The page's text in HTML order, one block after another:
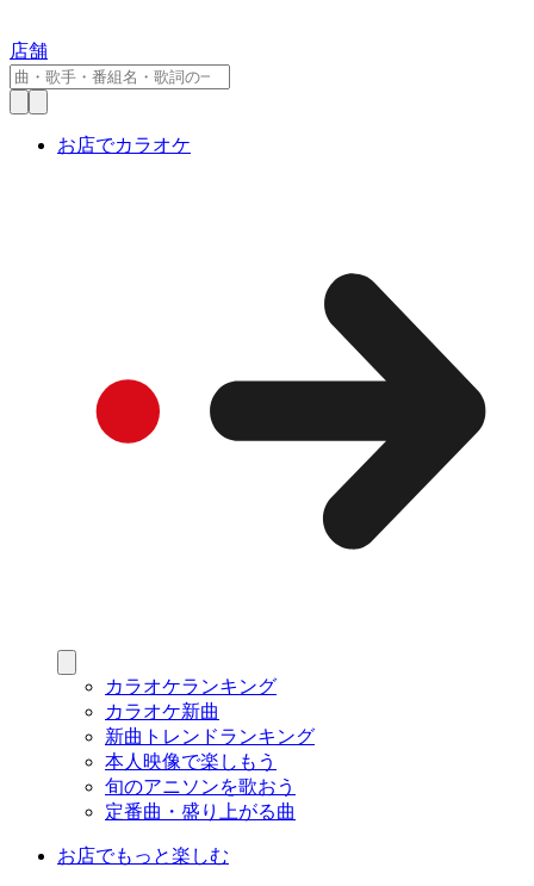
店舗
お店でカラオケ
カラオケランキング
カラオケ新曲
新曲トレンドランキング
本人映像で楽しもう
旬のアニソンを歌おう
定番曲・盛り上がる曲
お店でもっと楽しむ